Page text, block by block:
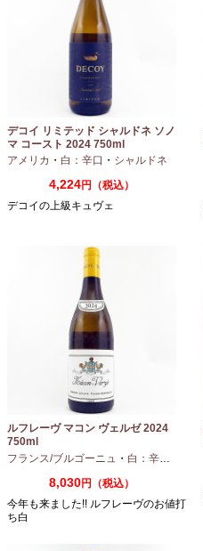
デコイ リミテッド シャルドネ ソノ
マ コースト 2024 750ml
アメリカ ・ 白：辛口 ・ シャルドネ
4,224円（税込）
デコイの上級キュヴェ
ルフレーヴ マコン ヴェルゼ 2024
750ml
フランス/ブルゴーニュ ・ 白：辛口
8,030円（税込）
今年も来ました!! ルフレーヴのお値打
ち白